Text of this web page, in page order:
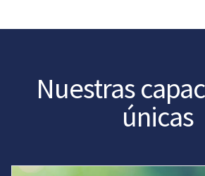
Nuestras
únicas